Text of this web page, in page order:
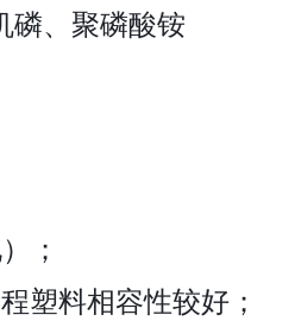
磷、聚磷酸铵
；
塑料相容性较好；